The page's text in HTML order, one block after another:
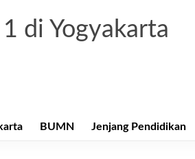
di Yogyakarta
BUMN Jenjang Pendidikan